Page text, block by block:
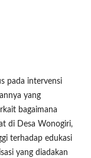
pada intervensi
yang
bagaimana
di Desa Wonogiri,
terhadap edukasi
yang diadakan